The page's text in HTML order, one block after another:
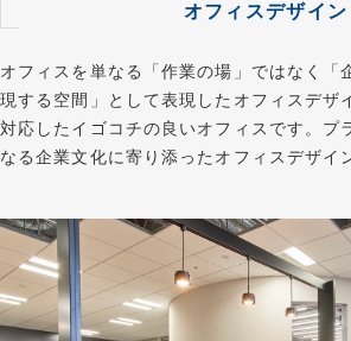
オフィスデザイン
オフィスを単なる「作業の場」ではなく「
現する空間」として表現したオフィスデザ
対応したイゴコチの良いオフィスです。プ
なる企業文化に寄り添ったオフィスデザイ